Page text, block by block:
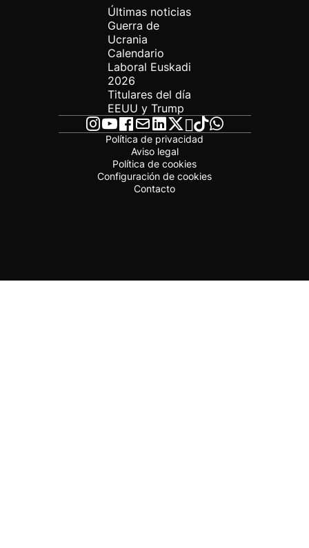
Últimas noticias
Guerra de
Ucrania
Calendario
Laboral Euskadi
2026
Titulares del día
EEUU y Trump
Política de privacidad
Aviso legal
Política de cookies
Configuración de cookies
Contacto